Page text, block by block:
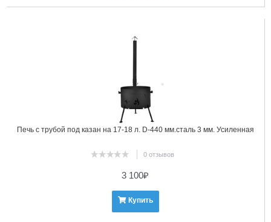
Печь с трубой под казан на 17-18 л. D-440 мм.сталь 3 мм. Усиленная
0 отзывов
3 100₽
Купить